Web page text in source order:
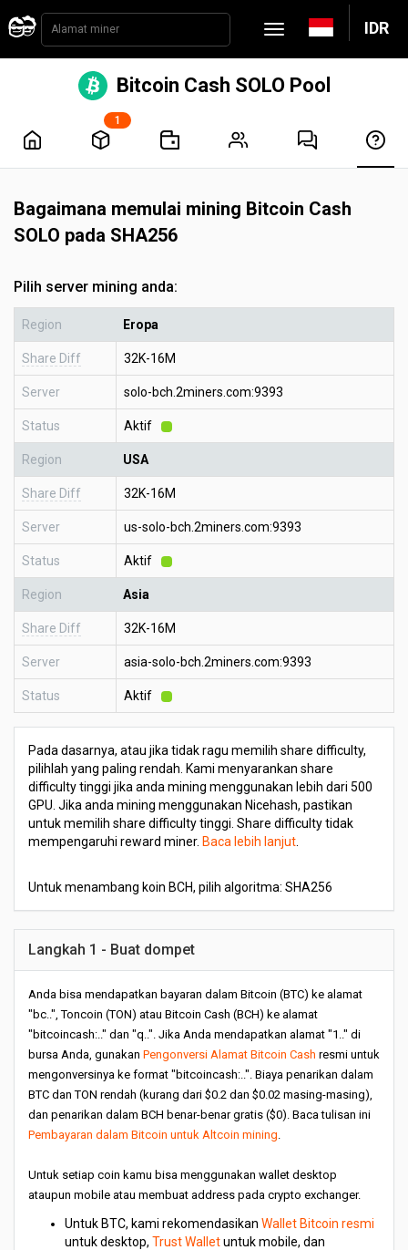
IDR
Bitcoin Cash SOLO Pool
1
Bagaimana memulai mining Bitcoin Cash
SOLO pada SHA256
Pilih server mining anda:
Region Eropa
Share Diff 32K-16M
Server solo-bch.2miners.com:9393
Status Aktif
Region USA
Share Diff 32K-16M
Server us-solo-bch.2miners.com:9393
Status Aktif
Region Asia
Share Diff 32K-16M
Server asia-solo-bch.2miners.com:9393
Status Aktif
Pada dasarnya, atau jika tidak ragu memilih share difficulty,
pilihlah yang paling rendah. Kami menyarankan share
difficulty tinggi jika anda mining menggunakan lebih dari 500
GPU. Jika anda mining menggunakan Nicehash, pastikan
untuk memilih share difficulty tinggi. Share difficulty tidak
mempengaruhi reward miner. Baca lebih lanjut
Untuk menambang koin BCH, pilih algoritma: SHA256
Langkah 1 - Buat dompet
Anda bisa mendapatkan bayaran dalam Bitcoin (BTC) ke alamat
"bc..", Toncoin (TON) atau Bitcoin Cash (BCH) ke alamat
"bitcoincash:.." dan "q..". Jika Anda mendapatkan alamat "1.." di
bursa Anda, gunakan Pengonversi Alamat Bitcoin Cash resmi untuk
mengonversinya ke format "bitcoincash:..". Biaya penarikan dalam
BTC dan TON rendah (kurang dari $0.2 dan $0.02 masing-masing),
dan penarikan dalam BCH benar-benar gratis ($0). Baca tulisan ini
Pembayaran dalam Bitcoin untuk Altcoin mining.
Untuk setiap coin kamu bisa menggunakan wallet desktop
ataupun mobile atau membuat address pada crypto exchanger.
Untuk BTC, kami rekomendasikan Wallet Bitcoin resmi
untuk desktop, Trust Walletuntuk mobile, dan